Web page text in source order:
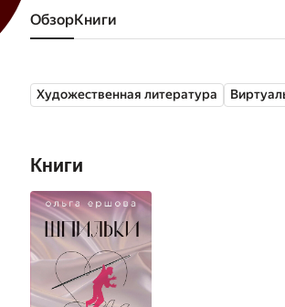
Обзор книги
Художественная литература
Книги